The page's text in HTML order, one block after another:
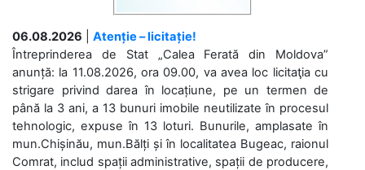
06.08.2026
Atenție – licitație!
Întreprinderea de Stat „Calea Ferată din Moldova”
anunță: la 11.08.2026, ora 09.00, va avea loc licitaţia cu
strigare privind darea în locațiune, pe un termen de
până la 3 ani, a 13 bunuri imobile neutilizate în procesul
tehnologic, expuse în 13 loturi. Bunurile, amplasate în
mun.Chișinău, mun.Bălți și în localitatea Bugeac, raionul
Comrat, includ spații administrative, spații de producere,